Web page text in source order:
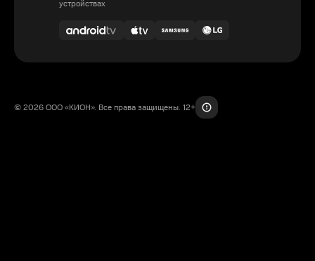
устройствах
© 2026 ООО «КИОН». Все права защищены. 12+